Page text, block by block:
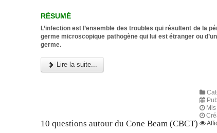
RÉSUMÉ
L’infection est l’ensemble des troubles qui résultent de la
germe microscopique pathogène qui lui est étranger ou
germe.
Lire la suite...
10 questions autour du Cone Beam (CBCT)